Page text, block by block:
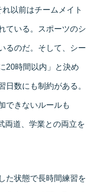
以前はチームメイト
ている。スポーツのシ
るのだ。そして、シー
20時間以内」と決め
日数にも制約がある。
できないルールも
両道、学業との両立を
た状態で長時間練習を